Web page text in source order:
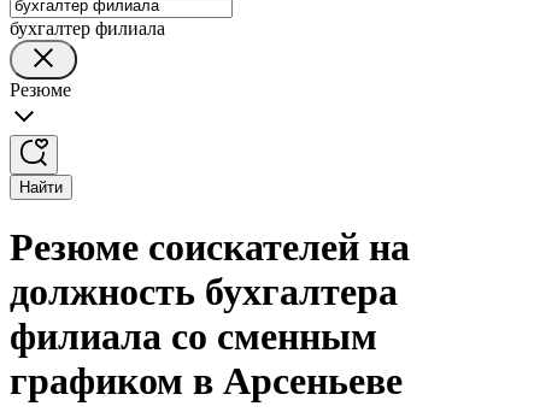
бухгалтер филиала
Резюме
Найти
Резюме соискателей на
должность бухгалтера
филиала со сменным
графиком в Арсеньеве